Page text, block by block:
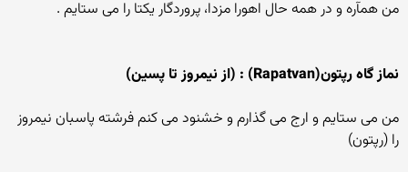
من همآره و در همه حال اهورا مزدا، پروردگار یکتا را می ستایم .
نماز گاه رپتون(Rapatvan) : (از نیمروز تا پسین)
من می ستایم و ارج می گذارم و خشنود می کنم فرشته پاسبان نیمروز
را (رپتون)